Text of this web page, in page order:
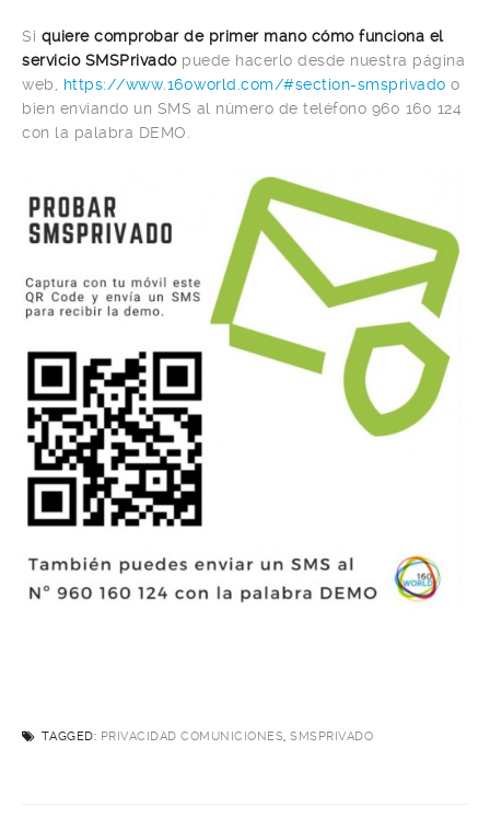
Si quiere comprobar de primer mano cómo funciona el
servicio SMSPrivadopuede hacerlo desde nuestra página
web, https://www.160world.com/#section-smsprivado o
bien enviando un SMS al número de teléfono 960 160 124
con la palabra DEMO.
TAGGED: PRIVACIDAD COMUNICIONES, SMSPRIVADO